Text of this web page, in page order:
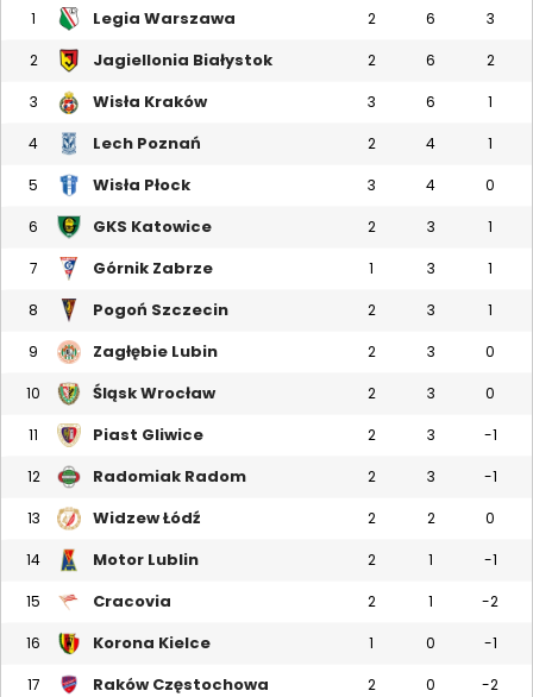
1 Legia Warszawa 2 6 3
2 Jagiellonia Białystok 2 6 2
3 Wisła Kraków 3 6 1
4 Lech Poznań 2 4 1
5 Wisła Płock 3 4 0
6 GKS Katowice 2 3 1
7 Górnik Zabrze 1 3 1
8 Pogoń Szczecin 2 3 1
9 Zagłębie Lubin 2 3 0
10 Śląsk Wrocław 2 3 0
11 Piast Gliwice 2 3 -1
12 Radomiak Radom 2 3 -1
13 Widzew Łódź 2 2 0
14 Motor Lublin 2 1 -1
15 Cracovia 2 1 -2
16 Korona Kielce 1 0 -1
17 Raków Częstochowa 2 0 -2